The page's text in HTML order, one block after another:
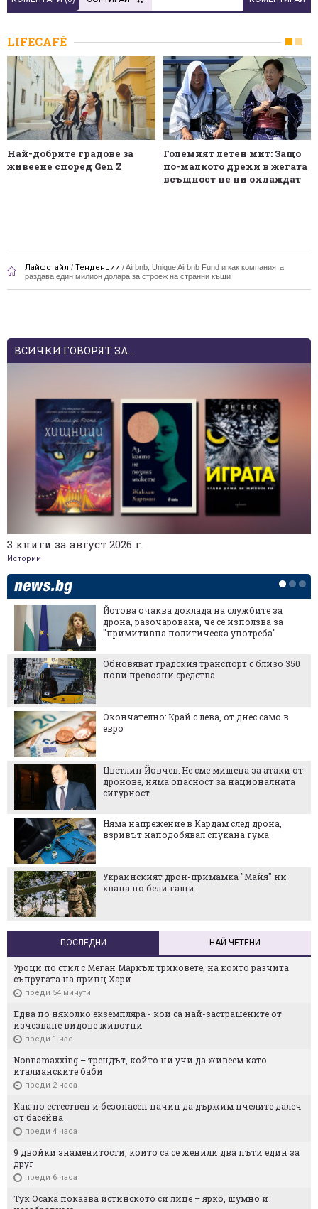
LIFECAFÉ
Най-добрите градове за
живеене според Gen Z
Големият летен мит: Защо
по-малкото дрехи в жегата
всъщност не ни охлаждат
Лайфстайл / Тенденции /Airbnb, Unique Airbnb Fund и как компанията
раздава един милион долара за строеж на странни къщи
ВСИЧКИ ГОВОРЯТ ЗА...
3 книги за август 2026 г.
Истории
Йотова очаква доклада на службите за
дрона, разочарована, че се използва за
"примитивна политическа употреба"
Обновяват градския транспорт с близо 350
нови превозни средства
Окончателно: Край с лева, от днес само в
евро
Цветлин Йовчев: Не сме мишена за атаки от
дронове, няма опасност за националната
сигурност
Няма напрежение в Кардам след дрона,
взривът наподобявал спукана гума
Украинският дрон-примамка "Майя" ни
хвана по бели гащи
ПОСЛЕДНИ НАЙ-ЧЕТЕНИ
Уроци по стил с Меган Маркъл: триковете, на които разчита
съпругата на принц Хари
преди 54 минути
Едва по няколко екземпляра - кои са най-застрашените от
изчезване видове животни
преди 1 час
Nonnamaxxing – трендът, който ни учи да живеем като
италианските баби
преди 2 часа
Как по естествен и безопасен начин да държим пчелите далеч
от басейна
преди 4 часа
9 двойки знаменитости, които са се женили два пъти един за
друг
преди 6 часа
Тук Осака показва истинското си лице – ярко, шумно и